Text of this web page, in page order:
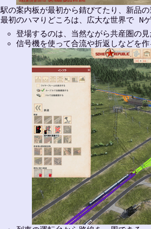
駅の案内板が最初から錆びてたり、新品
最初のハマりどころは、広大な世界で N
登場するのは、当然ながら共産圏の
信号機を使って合流や折返しなどを